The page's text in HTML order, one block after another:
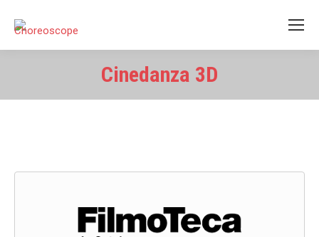
Cinedanza 3D
Estás aquí: